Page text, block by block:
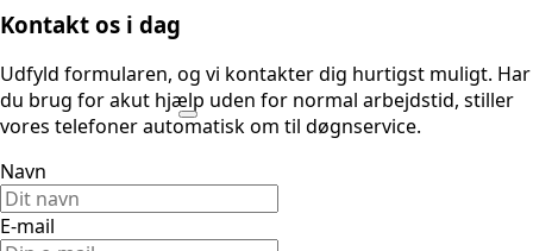
Kontakt os i dag
Udfyld formularen, og vi kontakter dig hurtigst muligt. Har
du brug for akut hjælp uden for normal arbejdstid, stiller
vores telefoner automatisk om til døgnservice.
Navn
E-mail